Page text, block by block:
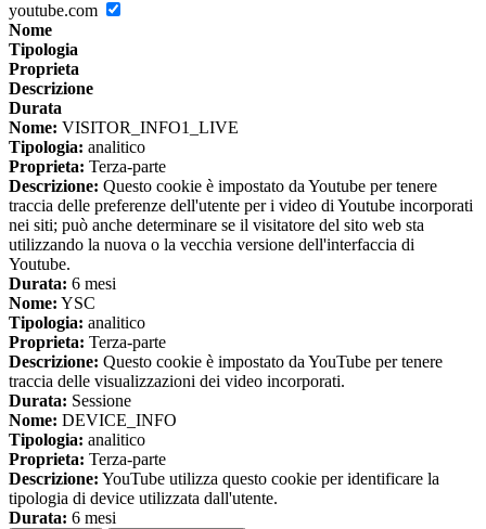
youtube.com
Nome
Tipologia
Proprieta
Descrizione
Durata
Nome: VISITOR_INFO1_LIVE
Tipologia: analitico
Proprieta: Terza-parte
Descrizione: Questo cookie è impostato da Youtube per tenere
traccia delle preferenze dell'utente per i video di Youtube incorporati
nei siti; può anche determinare se il visitatore del sito web sta
utilizzando la nuova o la vecchia versione dell'interfaccia di
Youtube.
Durata: 6 mesi
Nome: YSC
Tipologia: analitico
Proprieta: Terza-parte
Descrizione: Questo cookie è impostato da YouTube per tenere
traccia delle visualizzazioni dei video incorporati.
Durata: Sessione
Nome: DEVICE_INFO
Tipologia: analitico
Proprieta: Terza-parte
Descrizione: YouTube utilizza questo cookie per identificare la
tipologia di device utilizzata dall'utente.
Durata: 6 mesi